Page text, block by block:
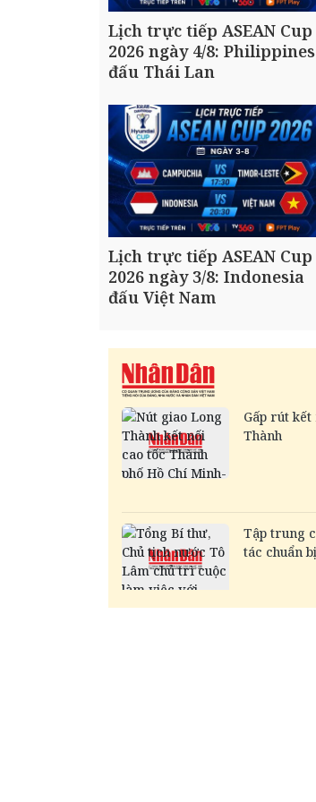
Lịch trực tiếp ASEAN Cup
2026 ngày 4/8: Philippines
đấu Thái Lan
Lịch trực tiếp ASEAN Cup
2026 ngày 3/8: Indonesia
đấu Việt Nam